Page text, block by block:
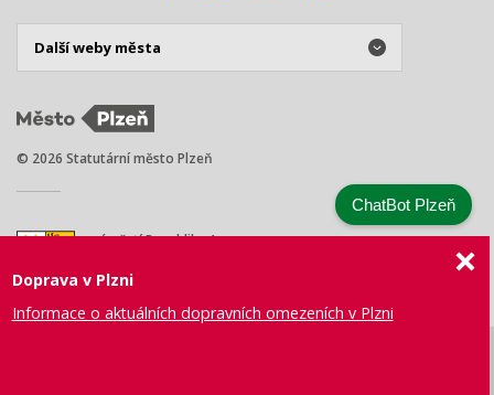
© 2026 Statutární město Plzeň
náměstí Republiky 1
Tel.: +420 378 031 111
Doprava v Plzni
Informace o aktuálních dopravních omezeních v Plzni
ChatBot Plzeň